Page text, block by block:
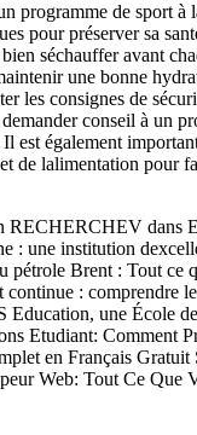
programme de sport à
pour préserver sa
séchauffer avant
une bonne
les consignes de
conseil à un
est également
de lalimentation pour
RECHERCHEV dans
: une institution
pétrole Brent : Tout ce
: comprendre
Education, une École
Etudiant: Comment
en Français Gratuit
Web: Tout Ce Que